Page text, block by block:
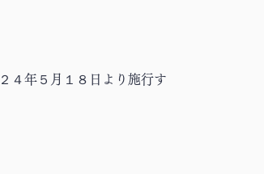
４年５月１８日より施行す